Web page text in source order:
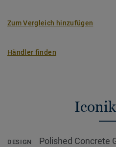
Zum Vergleich hinzufügen
Händler finden
DESIGN Polished Concrete